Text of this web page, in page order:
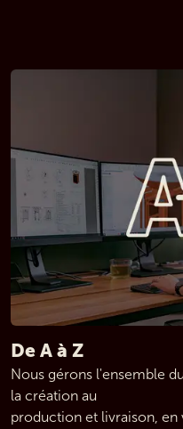
De A à Z
Nous gérons l'ensemble
la création au
production et livraison, en